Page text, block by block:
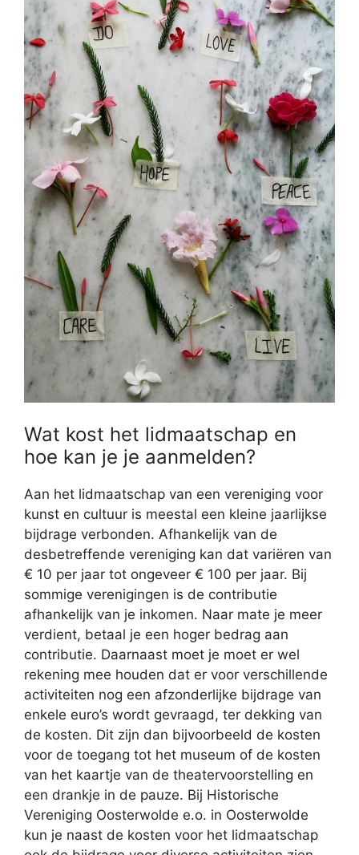
Wat kost het lidmaatschap en
hoe kan je je aanmelden?
Aan het lidmaatschap van een vereniging voor
kunst en cultuur is meestal een kleine jaarlijkse
bijdrage verbonden. Afhankelijk van de
desbetreffende vereniging kan dat variëren van
€ 10 per jaar tot ongeveer € 100 per jaar. Bij
sommige verenigingen is de contributie
afhankelijk van je inkomen. Naar mate je meer
verdient, betaal je een hoger bedrag aan
contributie. Daarnaast moet je moet er wel
rekening mee houden dat er voor verschillende
activiteiten nog een afzonderlijke bijdrage van
enkele euro’s wordt gevraagd, ter dekking van
de kosten. Dit zijn dan bijvoorbeeld de kosten
voor de toegang tot het museum of de kosten
van het kaartje van de theatervoorstelling en
een drankje in de pauze. Bij Historische
Vereniging Oosterwolde e.o. in Oosterwolde
kun je naast de kosten voor het lidmaatschap